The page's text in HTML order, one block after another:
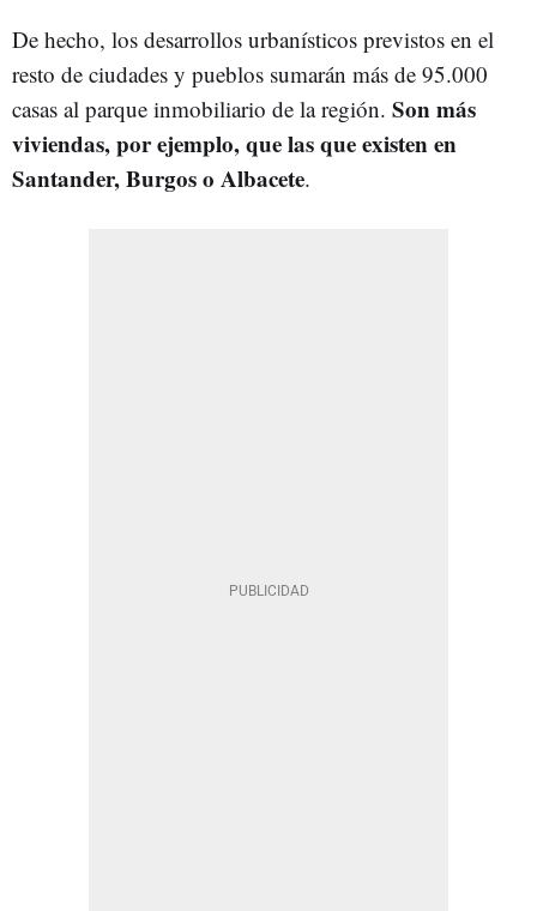
De hecho, los desarrollos urbanísticos previstos en el
resto de ciudades y pueblos sumarán más de 95.000
casas al parque inmobiliario de la región. Son más
viviendas, por ejemplo, que las que existen en
Santander, Burgos o Albacete.